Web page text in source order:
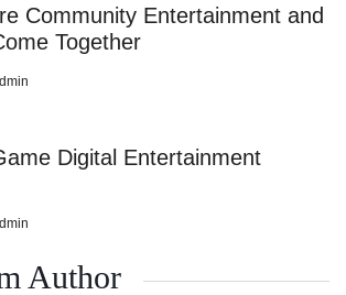
Community Entertainment and
Together
Digital Entertainment
Author